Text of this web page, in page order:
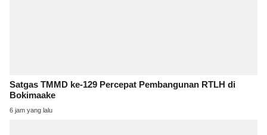
Satgas TMMD ke-129 Percepat Pembangunan RTLH di
Bokimaake
6 jam yang lalu